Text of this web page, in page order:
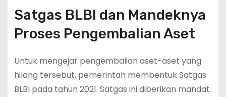
Satgas BLBI dan Mandeknya
Proses Pengembalian Aset
Untuk mengejar pengembalian aset-aset yang
hilang tersebut, pemerintah membentuk Satgas
BLBI pada tahun 2021. Satgas ini diberikan mandat